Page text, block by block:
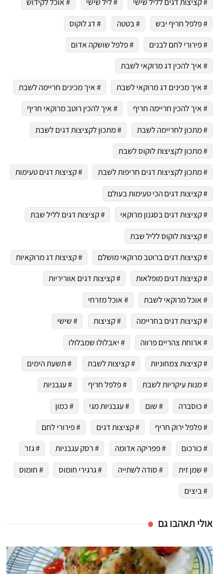
# פלפל חריף יבש
# בטטה
# דג לוקוס
# פירורי לחם לבנים
# פלפל שושקה אדום
# איך להכין דג מרוקאי לשבת
# איך מכינים דג מרוקאי לשבת
# איך מכינים חריימה לשבת
# איך להכין חריימה חריף
# איך להכין רוטב מרוקאי חריף
# מתכון לחריימה לשבת
# מתכון לקציצות דגים לשבת
# מתכון לקציצות לוקוס לשבת
# מתכון לקציצות דגים חריפות לשבת
# קציצות דגים טעימות
# קציצות דגים הכי טעימות בעולם
# קציצות דגים בסגנון מרוקאי
# קציצות דגים לליל שבת
# קציצות לוקוס לליל שבת
# קציצות דגים ברוטב מרוקאי מושלם
# קציצות דג מרוקאיות
# קציצות דגים מופלאות
# קציצות דגים אווריריות
# אוכל מרוקאי לשבת
# אוכל מזרחי
# קציצות דגים בחריימה
# קציצות
# שישי
# ארוחת צהריים פרווה
# יאבלולו שמבלולו
# קציצות צמחוניות
# קציצות לשבת
# תשעת הימים
# מנות עיקריות לשבת
# פלפל חריף
# עגבניות
# כוסברה
# שום # עגבניות מגי
# כמון
# פלפל ירוק חריף
# קציצות דגים
# פירורי לחם
# כורכום
# פפריקה אדומה # רסק עגבניות
# גזר
# שמן זית
# סודה לשתייה # גרגירי חומוס
# חומוס
# ביצים
אולי תאהבו גם